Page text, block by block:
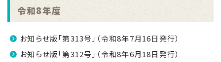
令和8年度
お知らせ版「第313号」（令和8年7月16日発行）
お知らせ版「第312号」（令和8年6月18日発行）